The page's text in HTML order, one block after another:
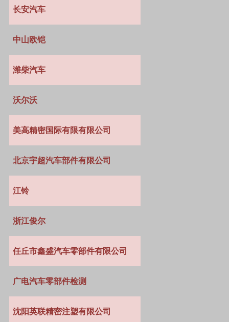
长安汽车
中山欧铠
潍柴汽车
沃尔沃
美高精密国际有限有限公司
北京宇超汽车部件有限公司
江铃
浙江俊尔
任丘市鑫盛汽车零部件有限公司
广电汽车零部件检测
沈阳英联精密注塑有限公司